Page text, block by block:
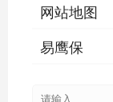
网站地图
易鹰保